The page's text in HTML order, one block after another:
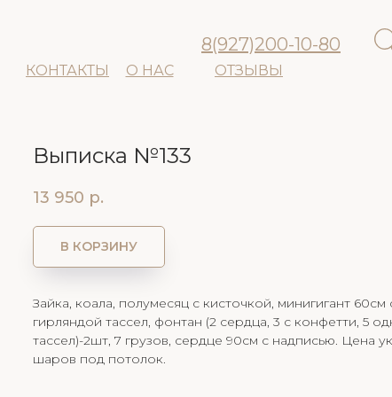
КОНТАКТЫ О НАС ОТЗЫВЫ
8(927)200-10-80
Выписка №133
13 950 р.
В КОРЗИНУ
Зайка, коала, полумесяц с кисточкой, минигигант 60см
гирляндой тассел, фонтан (2 сердца, 3 с конфетти, 5
тассел)-2шт, 7 грузов, сердце 90см с надписью. Цена
шаров под потолок.